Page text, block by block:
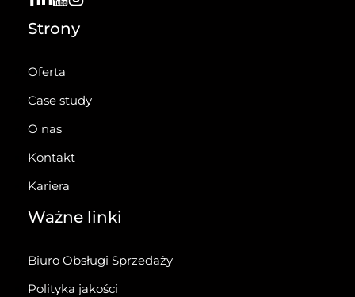
Strony
Oferta
Case study
O nas
Kontakt
Kariera
Ważne linki
Biuro Obsługi Sprzedaży
Polityka jakości